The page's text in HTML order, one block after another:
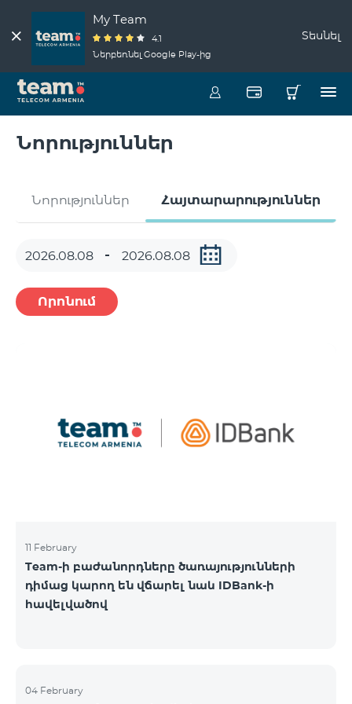
My Team
4.1
Ներբեռնել Google Play-ից
Տեսնել
Նորություններ
Նորություններ Հայտարարություններ
Որոնում
11 February
Team-ի բաժանորդները ծառայությունների
դիմաց կարող են վճարել նաև IDBank-ի
հավելվածով
04 February